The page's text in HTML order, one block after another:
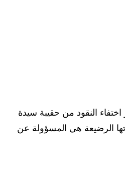
النقود من حقيبة سيدة
الرضيعة هي المسؤولة عن